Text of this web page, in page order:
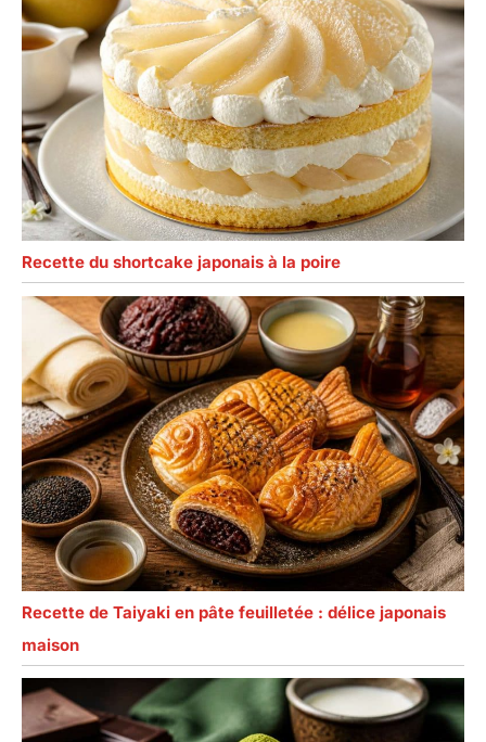
rosaces, Avec ses
produits et outils
innovants et de
haute qualité,
accompagne aussi
bien les amateurs
que les
professionnels
dans la réalisation
de leurs idées
éventail
d'utilisations】
Outils de cuisson
utilitaires pour
décorer vos
gâteaux, cupcakes
et biscuits, adaptés
à un usage
professionnel Elles
sont également très
bien adaptées aux
débutants en
pâtisserie, ainsi que
le cadeau parfait
pour toutes les
occasions telles
mariages, la fête
des mères, Noël,
Pâques, les
vous permet de
l'identifier facilement.
La numérotation est
en relief et non
gravée au laser ou
peinte, pour éviter
qu'elle ne s'efface au
fil des ans.
Recette du shortcake japonais à la poire
Recette de Taiyaki en pâte feuilletée : délice japonais
maison